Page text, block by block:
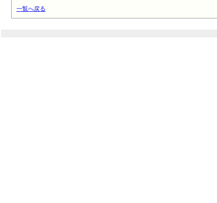
一覧へ戻る